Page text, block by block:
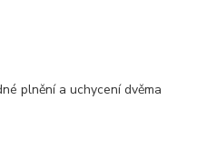
plnění a uchycení dvěma